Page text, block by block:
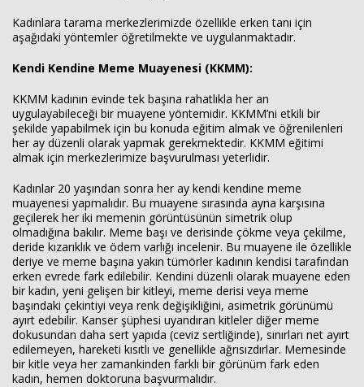
Kadınlara tarama merkezlerimizde özellikle erken tanı için
aşağıdaki yöntemler öğretilmekte ve uygulanmaktadır.
Kendi Kendine Meme Muayenesi (KKMM):
KKMM kadının evinde tek başına rahatlıkla her an
uygulayabileceği bir muayene yöntemidir. KKMM’ni etkili bir
şekilde yapabilmek için bu konuda eğitim almak ve öğrenilenleri
her ay düzenli olarak yapmak gerekmektedir. KKMM eğitimi
almak için merkezlerimize başvurulması yeterlidir.
Kadınlar 20 yaşından sonra her ay kendi kendine meme
muayenesi yapmalıdır. Bu muayene sırasında ayna karşısına
geçilerek her iki memenin görüntüsünün simetrik olup
olmadığına bakılır. Meme başı ve derisinde çökme veya çekilme,
deride kızarıklık ve ödem varlığı incelenir. Bu muayene ile özellikle
deriye ve meme başına yakın tümörler kadının kendisi tarafından
erken evrede fark edilebilir. Kendini düzenli olarak muayene eden
bir kadın, yeni gelişen bir kitleyi, meme derisi veya meme
başındaki çekintiyi veya renk değişikliğini, asimetrik görünümü
ayırt edebilir. Kanser şüphesi uyandıran kitleler diğer meme
dokusundan daha sert yapıda (ceviz sertliğinde), sınırları net ayırt
edilemeyen, hareketi kısıtlı ve genellikle ağrısızdırlar. Memesinde
bir kitle veya her zamankinden farklı bir görünüm fark eden
kadın, hemen doktoruna başvurmalıdır.